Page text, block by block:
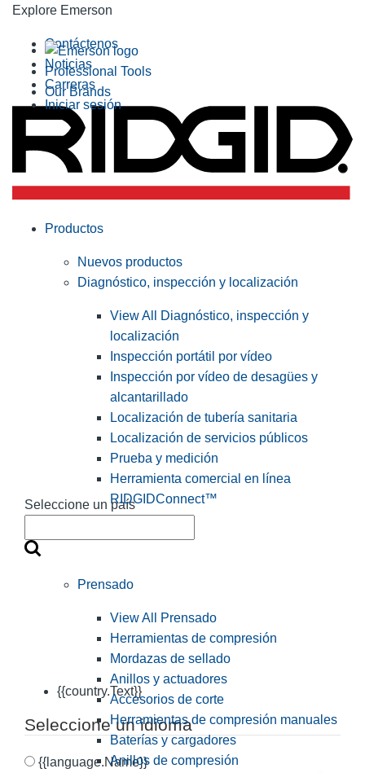
Explore Emerson
Professional Tools
Our Brands
Contáctenos
Noticias
Carreras
Iniciar sesión
Seleccione un país
{{country.Text}}
Seleccione un idioma
{{language.Name}}
Productos
Nuevos productos
Diagnóstico, inspección y localización
View All Diagnóstico, inspección y
localización
Inspección portátil por vídeo
Inspección por vídeo de desagües y
alcantarillado
Localización de tubería sanitaria
Localización de servicios públicos
Prueba y medición
Herramienta comercial en línea
RIDGIDConnect™
Prensado
View All Prensado
Herramientas de compresión
Mordazas de sellado
Anillos y actuadores
Accesorios de corte
Herramientas de compresión manuales
Baterías y cargadores
Anillos de compresión